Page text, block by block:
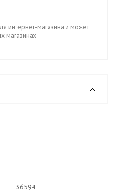
интернет-магазина и может
магазинах
36594